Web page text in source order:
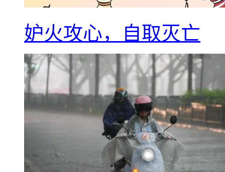
妒火攻心，自取灭亡